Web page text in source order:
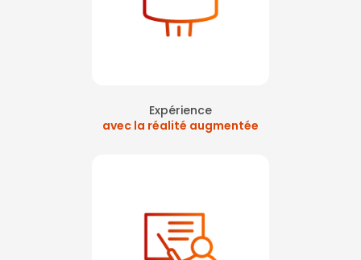
Expérience
avec la réalité augmentée